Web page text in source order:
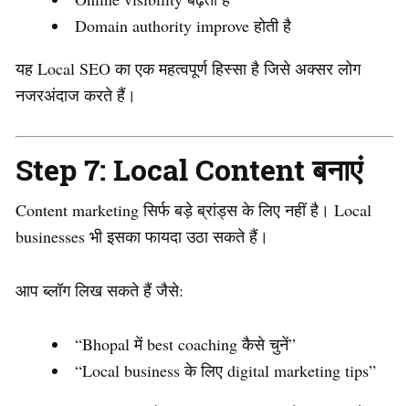
Domain authority improve होती है
यह Local SEO का एक महत्वपूर्ण हिस्सा है जिसे अक्सर लोग
नजरअंदाज करते हैं।
Step 7: Local Content बनाएं
Content marketing सिर्फ बड़े ब्रांड्स के लिए नहीं है। Local
businesses भी इसका फायदा उठा सकते हैं।
आप ब्लॉग लिख सकते हैं जैसे:
“Bhopal में best coaching कैसे चुनें”
“Local business के लिए digital marketing tips”